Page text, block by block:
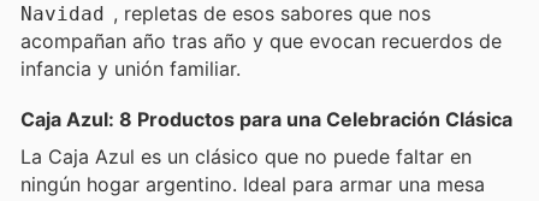
Navidad , repletas de esos sabores que nos
acompañan año tras año y que evocan recuerdos de
infancia y unión familiar.
Caja Azul: 8 Productos para una Celebración Clásica
La Caja Azul es un clásico que no puede faltar en
ningún hogar argentino. Ideal para armar una mesa